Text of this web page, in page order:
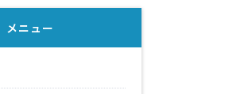
メニュー